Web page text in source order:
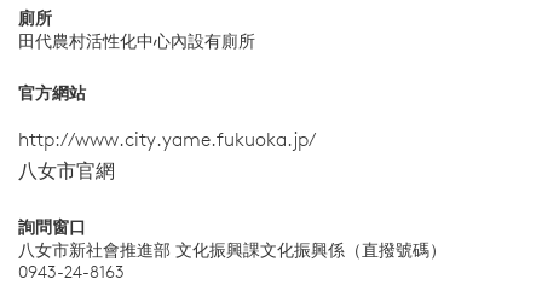
廁所
田代農村活性化中心內設有廁所
官方網站
http://www.city.yame.fukuoka.jp/
八女市官網
詢問窗口
八女市新社會推進部 文化振興課文化振興係（直撥號碼）
0943-24-8163